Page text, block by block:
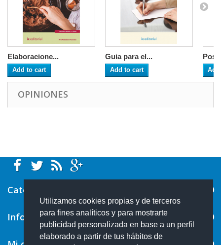
Utilizamos cookies propias y de terceros
para fines analíticos y para mostrarte
publicidad personalizada en base a un perfil
elaborado a partir de tus hábitos de
Elaboracione...
Add to cart
Guia para el...
Add to cart
OPINIONES
Categorías
Información